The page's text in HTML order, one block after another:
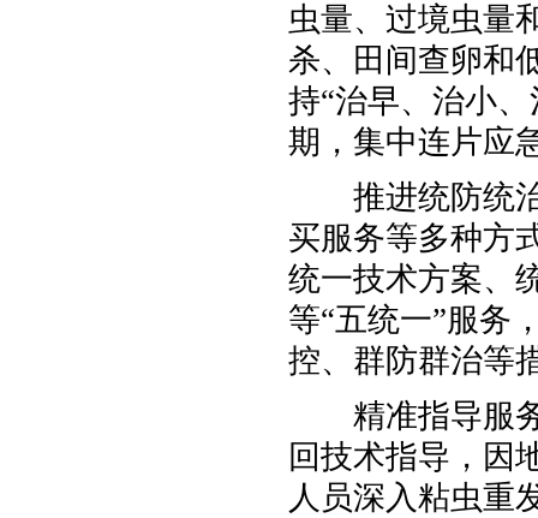
虫量、过境虫量
杀、田间查卵和
持“治早、治小
期，集中连片应
推进统防统治
买服务等多种方
统一技术方案、
等“五统一”服务
控、群防群治等
精准指导服务
回技术指导，因
人员深入粘虫重